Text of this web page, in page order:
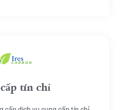
tín chỉ